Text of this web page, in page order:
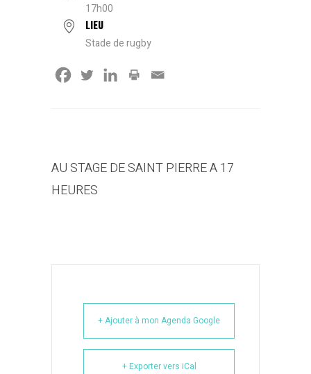
17h00
LIEU
Stade de rugby
AU STAGE DE SAINT PIERRE A 17
HEURES
+ Ajouter à mon Agenda Google
+ Exporter vers iCal